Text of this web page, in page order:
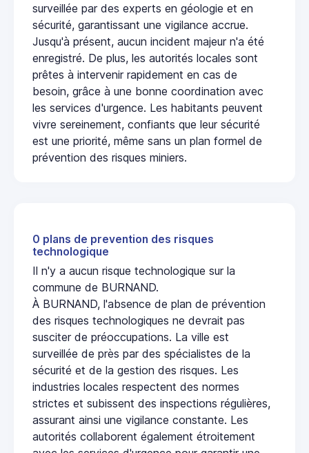
surveillée par des experts en géologie et en
sécurité, garantissant une vigilance accrue.
Jusqu'à présent, aucun incident majeur n'a été
enregistré. De plus, les autorités locales sont
prêtes à intervenir rapidement en cas de
besoin, grâce à une bonne coordination avec
les services d'urgence. Les habitants peuvent
vivre sereinement, confiants que leur sécurité
est une priorité, même sans un plan formel de
prévention des risques miniers.
0 plans de prevention des risques
technologique
Il n'y a aucun risque technologique sur la
commune de BURNAND.
À BURNAND, l'absence de plan de prévention
des risques technologiques ne devrait pas
susciter de préoccupations. La ville est
surveillée de près par des spécialistes de la
sécurité et de la gestion des risques. Les
industries locales respectent des normes
strictes et subissent des inspections régulières,
assurant ainsi une vigilance constante. Les
autorités collaborent également étroitement